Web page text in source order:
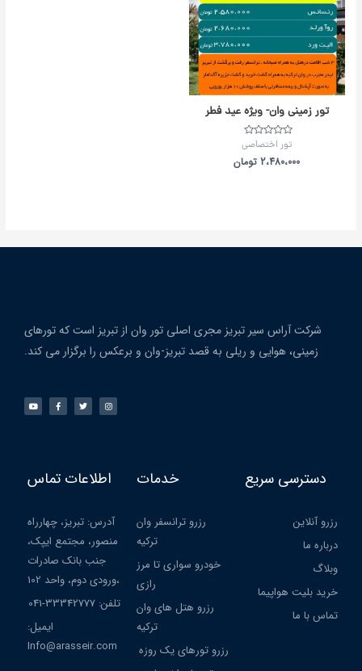
تور زمینی وان- ویژه عید فطر
امتیاز
از
تور اختصاصی
2،480،000 تومان
شرکت آراس سیر تبریز مجری اصلی تور وان از تبریز است که تورهای
زمینی، هوایی و ریلی به قصد تبریز-وان و برعکس را برگزار می کند.
دسترسی سریع
رزرو آنلاین
درباره ما
وبلاگ
خرید بلیت هواپیما
تماس با ما
خدمات
رزرو ترانسفر وان
ترکیه
خودرو سواری تا مرز
رازی
رزرو هتل های وان
ترکیه
رزرو تورهای یک روزه
اطلاعات تماس
آدرس: تبریز، چهارراه
منصور، مجتمع ایپک،
جنب بانک صادرات
،ورودی دوم، واحد 102
تلفن: 33342777-041
ایمیل:
Info@arasseir.com